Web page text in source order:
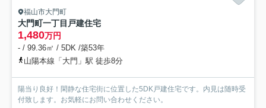
福山市大門町
大門町一丁目戸建住宅
1,480万円
- / 99.36㎡ / 5DK /築53年
山陽本線「大門」駅 徒歩8分
陽当り良好！閑静な住宅街に位置した5DK戸建住宅です。内見は随時受
付致します。お気軽にお問い合わせください。